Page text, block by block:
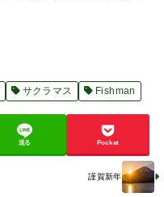
サクラマス Fishman
送る Pocket
謹賀新年